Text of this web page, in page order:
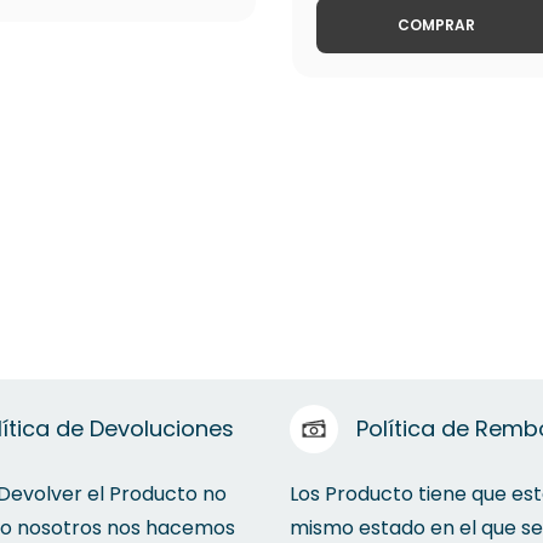
COMPRAR
de Devoluciones
el Producto no
nosotros nos hacemos
Política de
Los Producto tiene que
mismo estado en el que se